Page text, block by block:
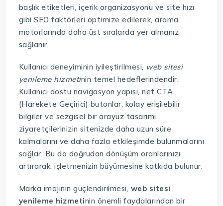
başlık etiketleri, içerik organizasyonu ve site hızı
gibi SEO faktörleri optimize edilerek, arama
motorlarında daha üst sıralarda yer almanız
sağlanır.
Kullanıcı deneyiminin iyileştirilmesi, web sitesi
yenileme hizmetinin temel hedeflerindendir.
Kullanıcı dostu navigasyon yapısı, net CTA
(Harekete Geçirici) butonlar, kolay erişilebilir
bilgiler ve sezgisel bir arayüz tasarımı,
ziyaretçilerinizin sitenizde daha uzun süre
kalmalarını ve daha fazla etkileşimde bulunmalarını
sağlar. Bu da doğrudan dönüşüm oranlarınızı
artırarak, işletmenizin büyümesine katkıda bulunur.
Marka imajının güçlendirilmesi, web sitesi
yenileme hizmetinin önemli faydalarından bir